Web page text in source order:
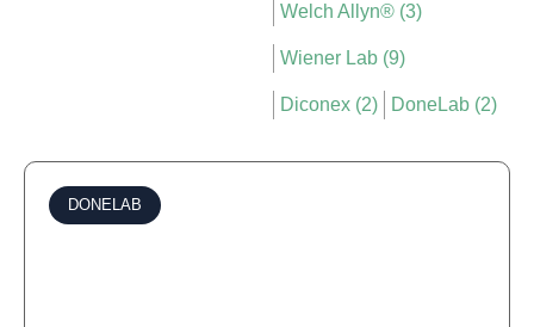
Welch Allyn® (3)
Wiener Lab (9)
Diconex (2) DoneLab (2)
DONELAB